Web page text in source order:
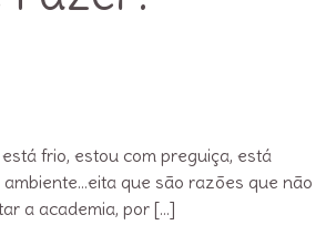
frio, estou com preguiça, está
que são razões que não
a academia, por […]